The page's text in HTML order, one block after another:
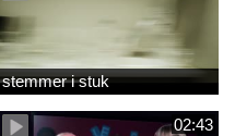
stemmer i stuk
02:43